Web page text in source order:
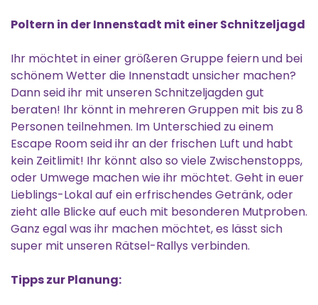
Poltern in der Innenstadt mit einer Schnitzeljagd
Ihr möchtet in einer größeren Gruppe feiern und bei
schönem Wetter die Innenstadt unsicher machen?
Dann seid ihr mit unseren Schnitzeljagden gut
beraten! Ihr könnt in mehreren Gruppen mit bis zu 8
Personen teilnehmen. Im Unterschied zu einem
Escape Room seid ihr an der frischen Luft und habt
kein Zeitlimit! Ihr könnt also so viele Zwischenstopps,
oder Umwege machen wie ihr möchtet. Geht in euer
Lieblings-Lokal auf ein erfrischendes Getränk, oder
zieht alle Blicke auf euch mit besonderen Mutproben.
Ganz egal was ihr machen möchtet, es lässt sich
super mit unseren Rätsel-Rallys verbinden.
Tipps zur Planung: